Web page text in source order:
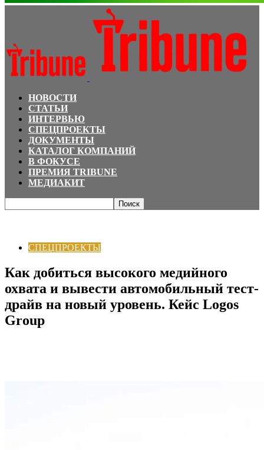
НОВОСТИ
СТАТЬИ
ИНТЕРВЬЮ
СПЕЦПРОЕКТЫ
ДОКУМЕНТЫ
КАТАЛОГ КОМПАНИЙ
В ФОКУСЕ
ПРЕМИЯ TRIBUNE
МЕДИАКИТ
СПЕЦПРОЕКТЫ
Как добиться высокого медийного
охвата и вывести автомобильный тест-
драйв на новый уровень. Кейс Logos
Group